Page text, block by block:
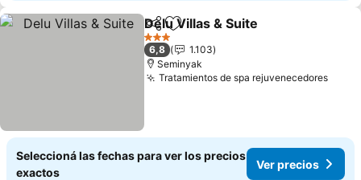
CompartirAñadir a favoritos
Delu Villas & Suite
3 Estrellas
6,8
1.103
Seminyak
Tratamientos de spa rejuvenecedoresVer
Seleccioná las fechas para ver los precios
exactos
Ver precios